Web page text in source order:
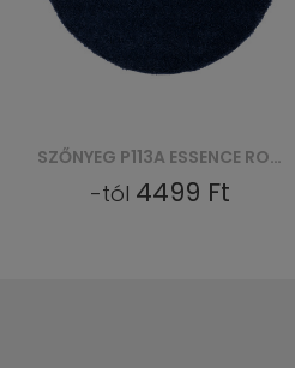
SZŐNYEG P113A D_ ESSENCE ROUND (KOŁO) - SZARY
-tól 4499 Ft